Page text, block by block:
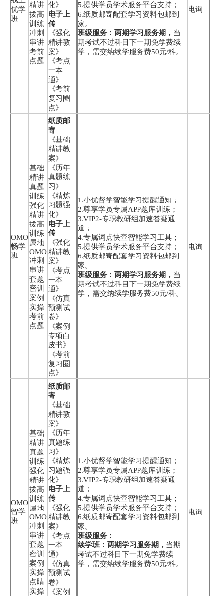
优学
班
精讲
拔高
训练
冲刺
串讲
考前
点题
化》
电子上
传
《强化
精讲教
案》
《考点
一本
通》
《考前
复习圈
点》
5.提供学员学术服务平台支持；
6.纸质邮寄配套学习资料包邮到
家。
班级服务：两期学习服务期， 当
期考试不过科目下一期免学费续
学，需交纳续学服务费50元/科。
电询
OMO
畅学
班
基础
精讲
真题
训练
强化
精讲
拔高
训练
属地
OMO
冲刺
串讲
套题
密训
案例
实操
考前
点题
纸质邮
寄
《基础
精讲教
案》
《历年
真题练
习》
《精炼
习题强
化》
电子上
传
《强化
精讲教
案》
《考点
一本
通》
《仿真
预测试
卷》
《案例
专项白
皮书》
《考前
复习圈
点》
1.小优督学智能学习提醒通知；
2.尊享学员专属APP题库训练；
3.VIP2-专职教研组加速答疑通
道；
4.专属词点快查智能学习工具；
5.提供学员学术服务平台支持；
6.纸质邮寄配套学习资料包邮到
家。
班级服务：两期学习服务期， 当
期考试不过科目下一期免学费续
学，需交纳续学服务费50元/科。
电询
OMO
智学
班
基础
精讲
真题
训练
强化
精讲
拔高
训练
属地
OMO
冲刺
串讲
套题
密训
案例
实操
点睛
实操
纸质邮
寄
《基础
精讲教
案》
《历年
真题练
习》
《精炼
习题强
化》
电子上
传
《强化
精讲教
案》
《考点
一本
通》
《仿真
预测试
卷》
《案例
1.小优督学智能学习提醒通知；
2.尊享学员专属APP题库训练；
3.VIP2-专职教研组加速答疑通
道；
4.专属词点快查智能学习工具；
5.提供学员学术服务平台支持；
6.纸质邮寄配套学习资料包邮到
家。
班级服务：
续学班：两期学习服务期， 当期
考试不过科目下一期免学费续
学，需交纳续学服务费50元/科。
电询